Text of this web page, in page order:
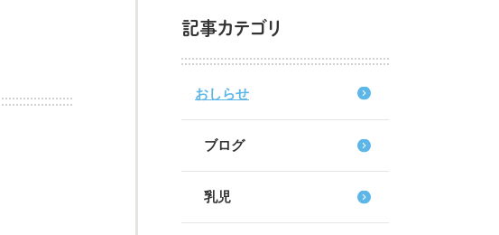
記事カテゴリ
おしらせ
ブログ
乳児